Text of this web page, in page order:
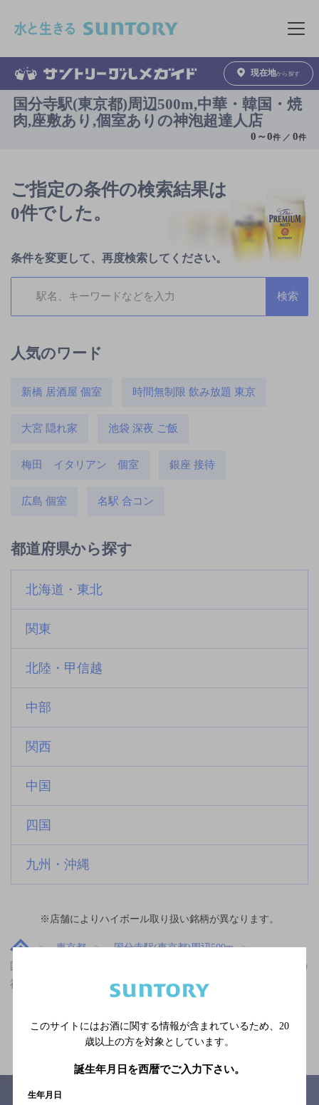
メニュ
現在地から探す
国分寺駅(東京都)周辺500m,中華・韓国・焼
肉,座敷あり,個室ありの神泡超達人店
0 ～0件 ／0件
ご指定の条件の検索結果は
0件でした。
条件を変更して、再度検索してください。
人気のワード
新橋 居酒屋 個室 時間無制限 飲み放題 東京
大宮 隠れ家 池袋 深夜 ご飯
梅田 イタリアン 個室 銀座 接待
広島 個室 名駅 合コン
都道府県から探す
北海道・東北
関東
北陸・甲信越
中部
関西
中国
四国
九州・沖縄
※店舗によりハイボール取り扱い銘柄が異なります。
東京都
国分寺駅(東京都)周辺500m
国分寺駅(東京都)周辺500m,中華・韓国・焼肉,座敷あり,個室ありの
神泡超達人店
関連ページ
このサイトにはお酒に関する情報が含まれているため、 20
歳以上の方を対象としています。
誕生年月日を西暦でご入力下さい。
生年月日